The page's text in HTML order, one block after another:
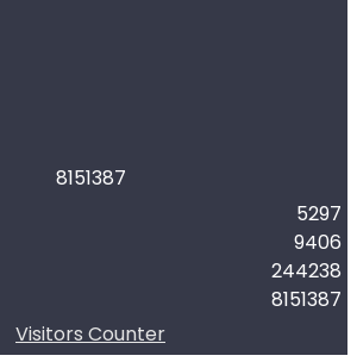
8151387
5297
9406
244238
8151387
Visitors Counter